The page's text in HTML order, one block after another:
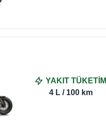
YAKIT TÜKETİMİ
4 L / 100 km